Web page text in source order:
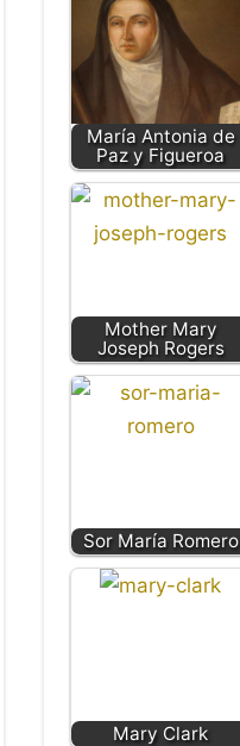
María Antonia de
Paz y Figueroa
Mother Mary
Joseph Rogers
Sor María Romero
Mary Clark